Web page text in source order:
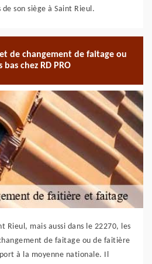
son siège à Saint Rieul.
de changement de faitage ou
chez RD PRO
Rieul, mais aussi dans le 22270, les
de faitage ou de faitière
à la moyenne nationale. Il